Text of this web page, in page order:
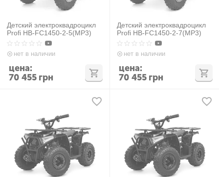
Детский электроквадроцикл
Profi HB-FC1450-2-5(MP3)
нет в наличии
70 455 грн
цена:
Детский электроквадроцикл
Profi HB-FC1450-2-7(MP3)
нет в наличии
70 455 грн
цена: